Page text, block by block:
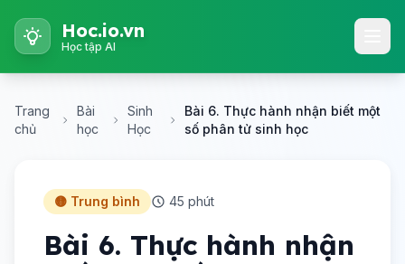
Hoc.io.vn
Học tập AI
Trang
chủ
Bài
học
Sinh
Học
Bài 6. Thực hành nhận biết một
số phân tử sinh học
🟡 Trung bình 45 phút
Bài 6. Thực hành nhận